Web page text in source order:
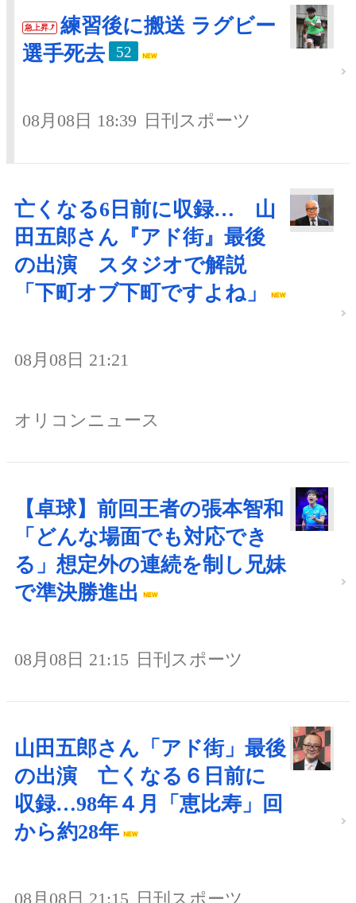
急上昇
練習後に搬送 ラグビー
選手死去
52
08月08日 18:39 日刊スポーツ
亡くなる6日前に収録… 山
田五郎さん『アド街』最後
の出演 スタジオで解説
「下町オブ下町ですよね」
08月08日 21:21
オリコンニュース
【卓球】前回王者の張本智和
「どんな場面でも対応でき
る」想定外の連続を制し兄妹
で準決勝進出
08月08日 21:15 日刊スポーツ
山田五郎さん「アド街」最後
の出演 亡くなる６日前に
収録…98年４月「恵比寿」回
から約28年
08月08日 21:15 日刊スポーツ